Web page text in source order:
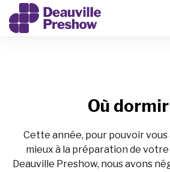
Où
Cette année, pour pouvoir
mieux à la préparation de
Deauville Preshow, nous avons